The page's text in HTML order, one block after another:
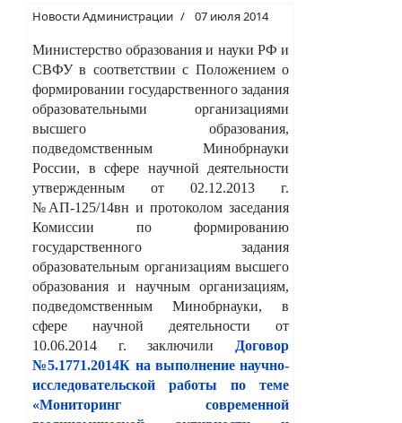
Новости Администрации 07 июля 2014
Министерство образования и науки РФ и
СВФУ в соответствии с Положением о
формировании государственного задания
образовательными организациями
высшего образования,
подведомственным Минобрнауки
России, в сфере научной деятельности
утвержденным от 02.12.2013 г.
№АП-125/14вн и протоколом заседания
Комиссии по формированию
государственного задания
образовательным организациям высшего
образования и научным организациям,
подведомственным Минобрнауки, в
сфере научной деятельности от
10.06.2014 г. заключили
Договор
№5.1771.2014К на выполнение научно-
исследовательской работы по теме
«Мониторинг современной